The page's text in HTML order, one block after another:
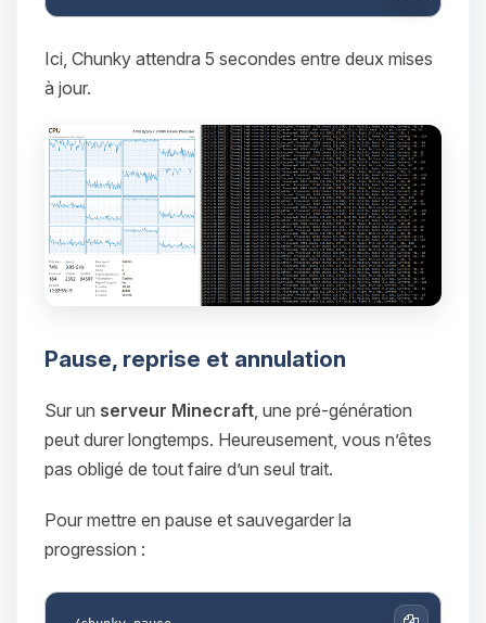
Ici, Chunky attendra 5 secondes entre deux mises
à jour.
Pause, reprise et annulation
Sur un serveur Minecraft , une pré-génération
peut durer longtemps. Heureusement, vous n’êtes
pas obligé de tout faire d’un seul trait.
Pour mettre en pause et sauvegarder la
progression :